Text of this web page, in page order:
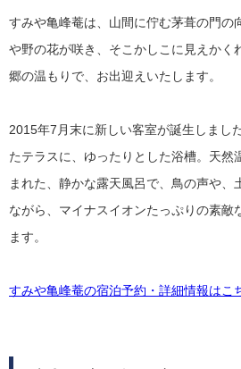
すみや亀峰菴は、山間に佇む茅葺の門の
や野の花が咲き、そこかしこに見えかく
郷の温もりで、お出迎えいたします。
2015年7月末に新しい客室が誕生しまし
たテラスに、ゆったりとした浴槽。天然
まれた、静かな露天風呂で、鳥の声や、
ながら、マイナスイオンたっぷりの素敵
ます。
すみや亀峰菴の宿泊予約・詳細情報はこ